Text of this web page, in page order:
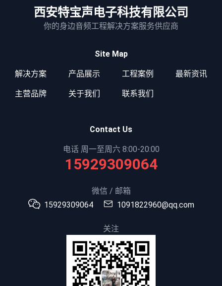
西安特宝声电子科技有限公司
你的身边音频工程解决方案服务供应商
Site Map
解决方案 产品展示 工程案例 最新资讯
主营品牌 关于我们 联系我们
Contact Us
电话 周一至周六 8:00-20:00
15929309064
微信 / 邮箱
15929309064
1091822960@qq.com
关注